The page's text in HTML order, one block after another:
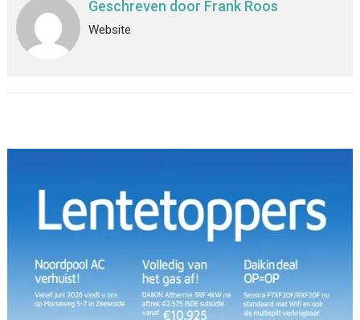
Geschreven door Frank Roos
Website